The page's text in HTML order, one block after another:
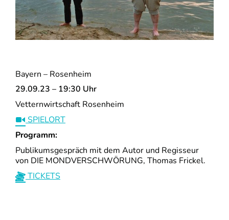
Bayern – Rosenheim
29.09.23 – 19:30 Uhr
Vetternwirtschaft Rosenheim
SPIELORT
Programm:
Publikumsgespräch mit dem Autor und Regisseur
von DIE MONDVERSCHWÖRUNG, Thomas Frickel.
TICKETS